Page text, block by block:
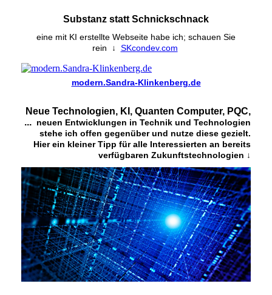
Substanz statt Schnickschnack
eine mit KI erstellte Webseite habe ich; schauen Sie
rein
↓ SKcondev.com
modern.Sandra-Klinkenberg.de
Neue Technologien, KI, Quanten Computer, PQC,
... neuen Entwicklungen in Technik und Technologien
stehe ich offen gegenüber und nutze diese gezielt.
Hier ein kleiner Tipp für alle Interessierten an bereits
verfügbaren Zukunftstechnologien ↓